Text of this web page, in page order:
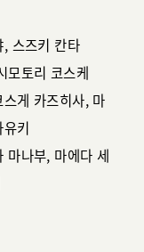
스즈키 칸타
모토리 코스케
게 카즈히사, 마
키
마나부, 마에다 세